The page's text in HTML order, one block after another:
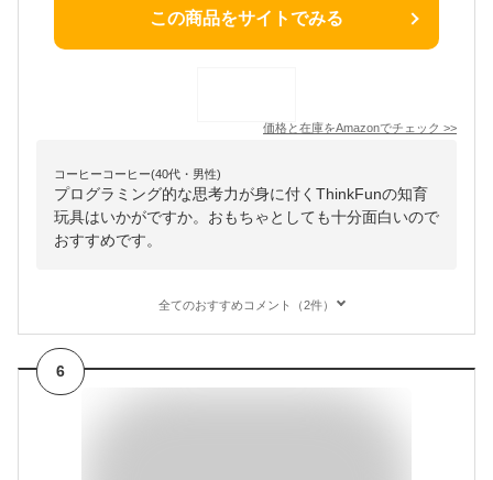
この商品をサイトでみる
価格と在庫をAmazonでチェック >>
コーヒーコーヒー(40代・男性)
プログラミング的な思考力が身に付くThinkFunの知育
玩具はいかがですか。おもちゃとしても十分面白いので
おすすめです。
全てのおすすめコメント（2件）
6